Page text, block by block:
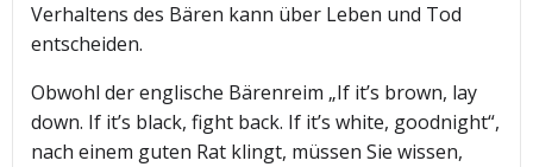
Verhaltens des Bären kann über Leben und Tod
entscheiden.
Obwohl der englische Bärenreim „If it’s brown, lay
down. If it’s black, fight back. If it’s white, goodnight“,
nach einem guten Rat klingt, müssen Sie wissen,